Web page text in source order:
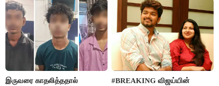
கதறல்
FSSAI தடை
இருவரை காதலித்ததால்
#BREAKING விஜய்யின்